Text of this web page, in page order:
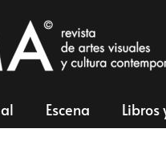
Escena Libros